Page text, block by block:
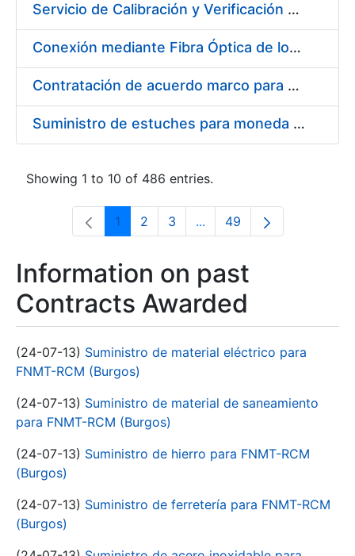
Servicio de Calibración y Verificación Externa de los Equipos de Medición del Servicio de Prevención de la FNMT-RCM
Conexión mediante Fibra Óptica de los Centros de Proceso de Datos (CPDs) de las sedes de la FNMT-RCM de Burgos y Madrid
Contratación de acuerdo marco para el Suministro de Material de Electricidad para la Fábrica Nacional de Moneda y Timbre-Real Casa de la Moneda en su centro de trabajo de Burgos
Suministro de estuches para moneda de 30 €
Showing 1 to 10 of 486 entries.
Page
1 Page
2 Page
3 ...Intermediate Pages Use
Page
49
Information on past
Contracts Awarded
(24-07-13) Suministro de material eléctrico para
FNMT-RCM (Burgos)
(24-07-13) Suministro de material de saneamiento
para FNMT-RCM (Burgos)
(24-07-13) Suministro de hierro para FNMT-RCM
(Burgos)
(24-07-13) Suministro de ferretería para FNMT-RCM
(Burgos)